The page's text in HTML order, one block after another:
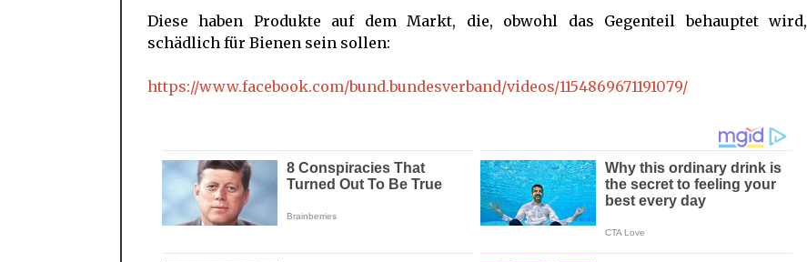
Diese haben Produkte auf dem Markt, die, obwohl das Gegenteil behauptet wird,
schädlich für Bienen sein sollen:
https://www.facebook.com/bund.bundesverband/videos/1154869671191079/